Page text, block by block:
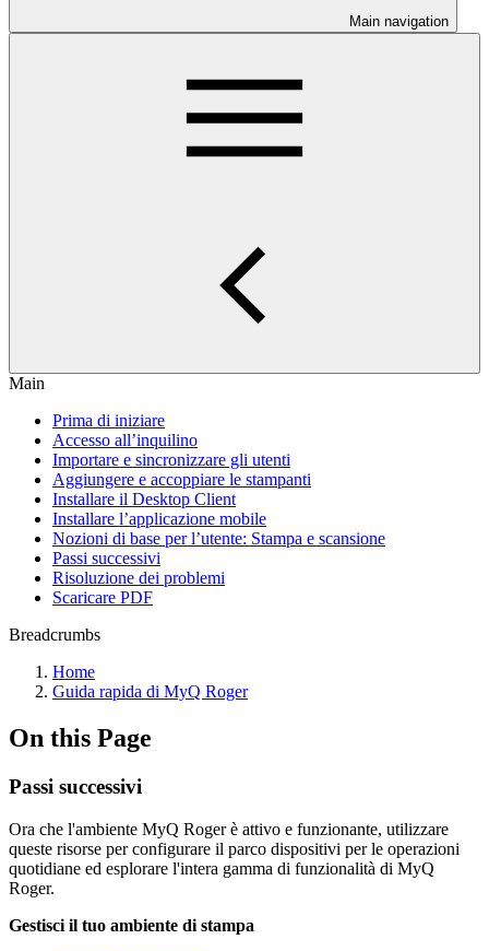
Main navigation
Main
Prima di iniziare
Accesso all’inquilino
Importare e sincronizzare gli utenti
Aggiungere e accoppiare le stampanti
Installare il Desktop Client
Installare l’applicazione mobile
Nozioni di base per l’utente: Stampa e scansione
Passi successivi
Risoluzione dei problemi
Scaricare PDF
Breadcrumbs
Home
Guida rapida di MyQ Roger
On this Page
Passi successivi
Ora che l'ambiente MyQ Roger è attivo e funzionante, utilizzare
queste risorse per configurare il parco dispositivi per le operazioni
quotidiane ed esplorare l'intera gamma di funzionalità di MyQ
Roger.
Gestisci il tuo ambiente di stampa